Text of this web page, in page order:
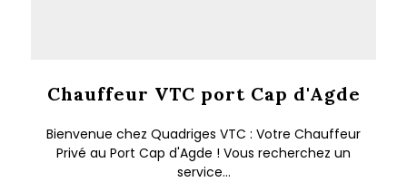
Chauffeur VTC port Cap d'Agde
Bienvenue chez Quadriges VTC : Votre Chauffeur
Privé au Port Cap d'Agde ! Vous recherchez un
service...